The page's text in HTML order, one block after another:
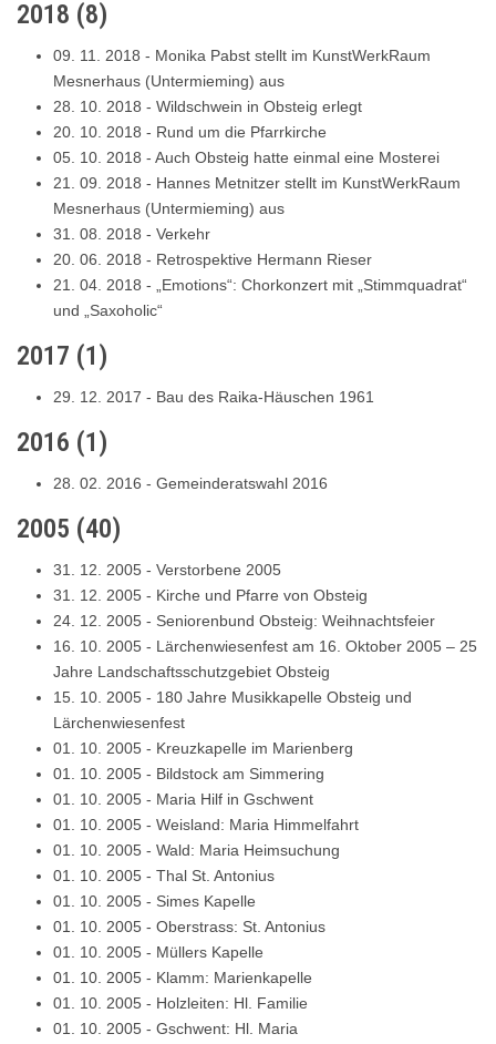
2018 (8)
09. 11. 2018 - Monika Pabst stellt im KunstWerkRaum
Mesnerhaus (Untermieming) aus
28. 10. 2018 - Wildschwein in Obsteig erlegt
20. 10. 2018 - Rund um die Pfarrkirche
05. 10. 2018 - Auch Obsteig hatte einmal eine Mosterei
21. 09. 2018 - Hannes Metnitzer stellt im KunstWerkRaum
Mesnerhaus (Untermieming) aus
31. 08. 2018 - Verkehr
20. 06. 2018 - Retrospektive Hermann Rieser
21. 04. 2018 -
„Emotions“: Chorkonzert mit „Stimmquadrat“
und „Saxoholic“
2017 (1)
29. 12. 2017 - Bau des Raika-Häuschen 1961
2016 (1)
28. 02. 2016 - Gemeinderatswahl 2016
2005 (40)
31. 12. 2005 - Verstorbene 2005
31. 12. 2005 - Kirche und Pfarre von Obsteig
24. 12. 2005 - Seniorenbund Obsteig: Weihnachtsfeier
16. 10. 2005 - Lärchenwiesenfest am 16. Oktober 2005 – 25
Jahre Landschaftsschutzgebiet Obsteig
15. 10. 2005 - 180 Jahre Musikkapelle Obsteig und
Lärchenwiesenfest
01. 10. 2005 - Kreuzkapelle im Marienberg
01. 10. 2005 - Bildstock am Simmering
01. 10. 2005 - Maria Hilf in Gschwent
01. 10. 2005 - Weisland: Maria Himmelfahrt
01. 10. 2005 - Wald: Maria Heimsuchung
01. 10. 2005 - Thal St. Antonius
01. 10. 2005 - Simes Kapelle
01. 10. 2005 - Oberstrass: St. Antonius
01. 10. 2005 - Müllers Kapelle
01. 10. 2005 - Klamm: Marienkapelle
01. 10. 2005 - Holzleiten: Hl. Familie
01. 10. 2005 - Gschwent: Hl. Maria